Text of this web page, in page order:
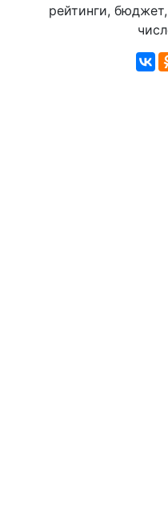
рейтинги,